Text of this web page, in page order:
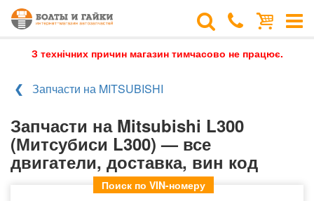
З технічних причин магазин тимчасово не працює.
Запчасти на MITSUBISHI
Запчасти на Mitsubishi L300
(Митсубиси L300) — все
двигатели, доставка, вин код
Поиск по VIN-номеру